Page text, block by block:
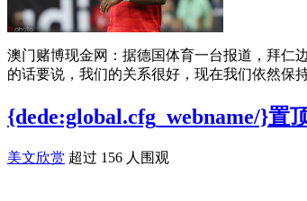
澳门赌博现金网：据德国体育一台报道，拜仁
的话要说，我们的关系很好，现在我们依然保
{dede:global.cfg_webname/}
美文欣赏 超过 156 人围观